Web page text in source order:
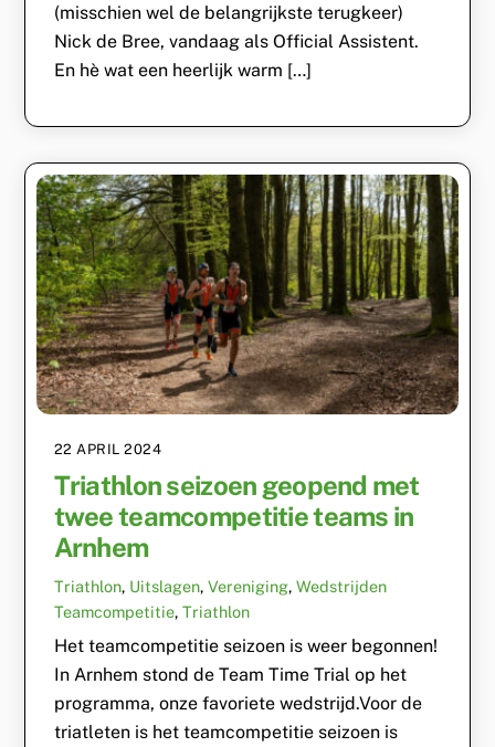
(misschien wel de belangrijkste terugkeer)
Nick de Bree, vandaag als Official Assistent.
En hè wat een heerlijk warm […]
22 APRIL 2024
Triathlon seizoen geopend met
twee teamcompetitie teams in
Arnhem
Triathlon, Uitslagen, Vereniging, Wedstrijden
Teamcompetitie, Triathlon
Het teamcompetitie seizoen is weer begonnen!
In Arnhem stond de Team Time Trial op het
programma, onze favoriete wedstrijd.Voor de
triatleten is het teamcompetitie seizoen is